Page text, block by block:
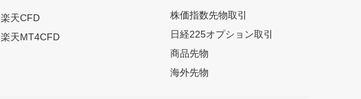
楽天CFD
楽天MT4CFD
株価指数先物取引
日経225オプション取引
商品先物
海外先物